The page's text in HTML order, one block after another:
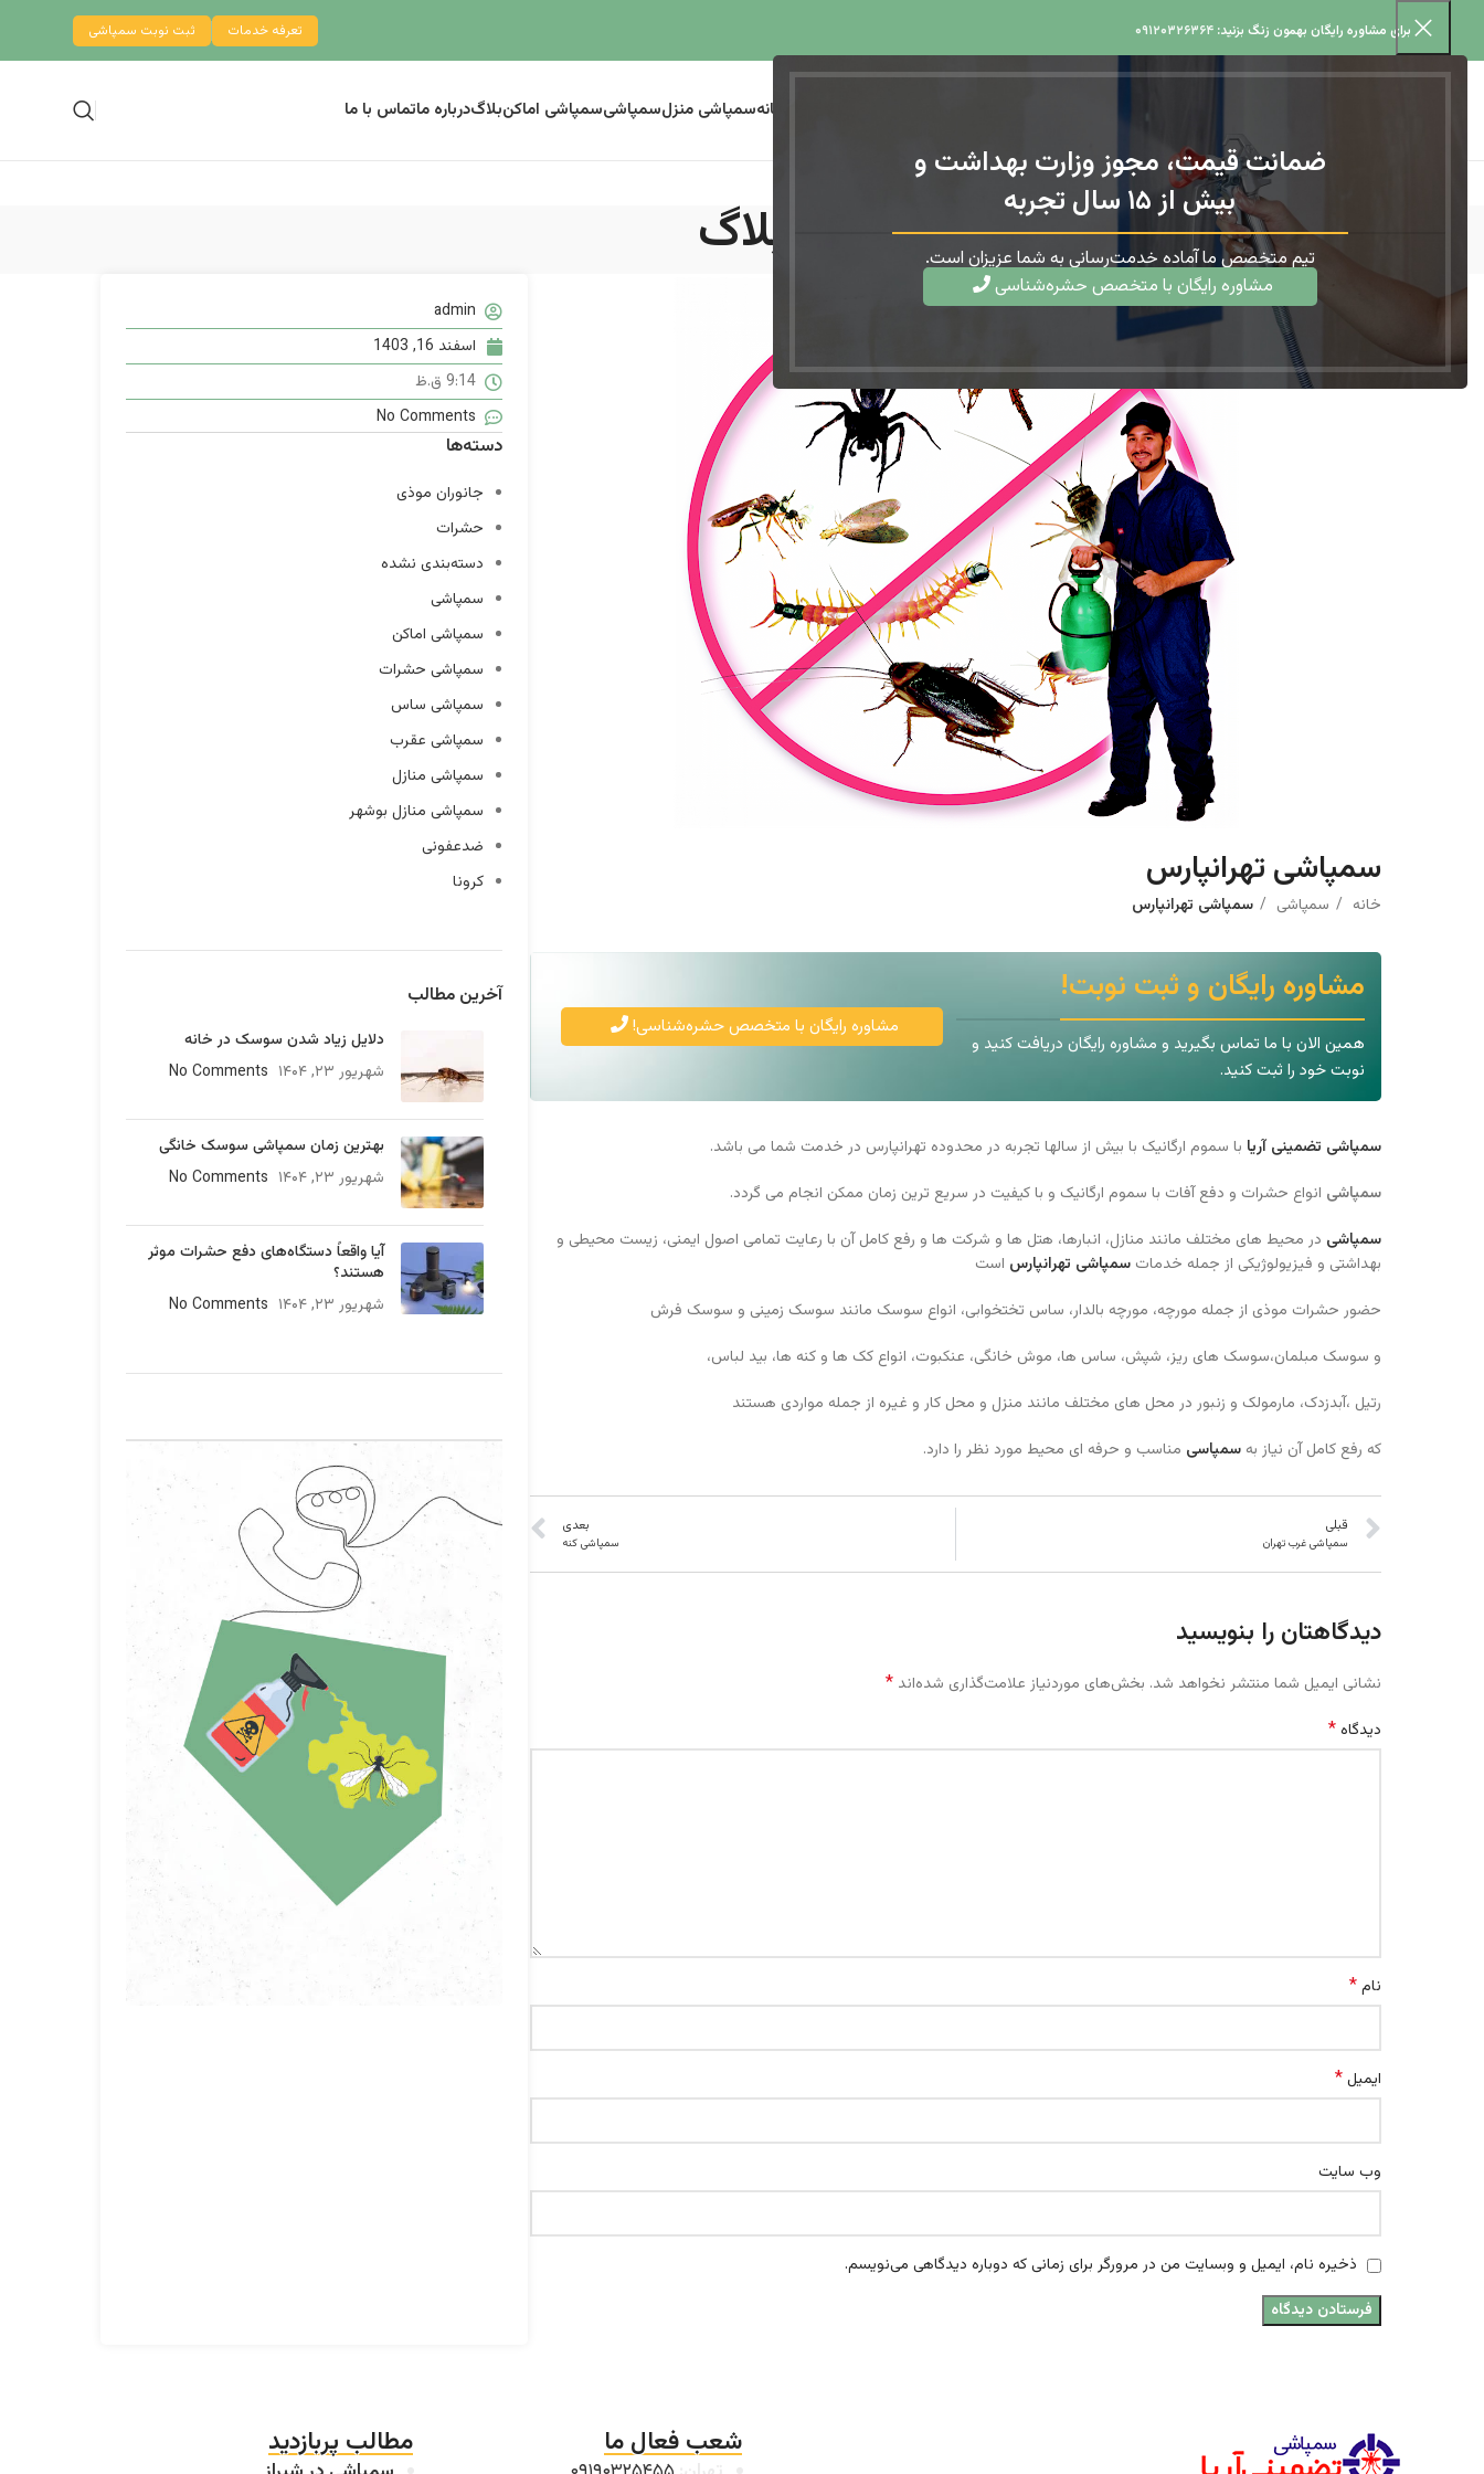
ضمانت قیمت، مجوز وزارت بهداشت و
بیش از ۱۵ سال تجربه
تیم متخصص ما آماده خدمت‌رسانی به شما عزیزان است.
مشاوره رایگان با متخصص حشره‌شناسی
برای مشاوره رایگان بهمون زنگ بزنید: ۰۹۱۲۰۳۲۶۳۶۴ تعرفه خدمات ثبت نوبت سمپاشی
سمپاشی موریانهسمپاشی منزلسمپاشیسمپاشی اماکنبلاگدرباره ماتماس با ما
بلاگ
سمپاشی تهرانپارس
خانه سمپاشی سمپاشی تهرانپارس
مشاوره رایگان و ثبت نوبت!
همین الان با ما تماس بگیرید و مشاوره رایگان دریافت کنید و
نوبت خود را ثبت کنید.
مشاوره رایگان با متخصص حشره‌شناسی!
سمپاشی تضمینی آریا با سموم ارگانیک با بیش از سالها تجربه در محدوده تهرانپارس در خدمت شما می باشد.
سمپاشی انواع حشرات و دفع آفات با سموم ارگانیک و با کیفیت در سریع ترین زمان ممکن انجام می گردد.
سمپاشی در محیط های مختلف مانند منازل، انبارها، هتل ها و شرکت ها و رفع کامل آن با رعایت تمامی اصول ایمنی، زیست محیطی و
بهداشتی و فیزیولوژیکی از جمله خدمات سمپاشی تهرانپارس است
حضور حشرات موذی از جمله مورچه، مورچه بالدار، ساس تختخوابی، انواع سوسک مانند سوسک زمینی و سوسک فرش
و سوسک مبلمان،سوسک های ریز، شپش، ساس ها، موش خانگی، عنکبوت، انواع کک ها و کنه ها، بید لباس،
رتیل ،آبدزدک، مارمولک و زنبور در محل های مختلف مانند منزل و محل کار و غیره از جمله مواردی هستند
که رفع کامل آن نیاز به سمپاسی مناسب و حرفه ای محیط مورد نظر را دارد.
قبلی
سمپاشی غرب تهران
بعدی
سمپاشی کنه
دیدگاهتان را بنویسید
نشانی ایمیل شما منتشر نخواهد شد. بخش‌های موردنیاز علامت‌گذاری شده‌اند *
دیدگاه*
نام*
ایمیل*
وب‌ سایت
ذخیره نام، ایمیل و وبسایت من در مرورگر برای زمانی که دوباره دیدگاهی می‌نویسم.
admin
اسفند 16, 1403
9:14 ق.ظ
No Comments
دسته‌ها
جانوران موذی
حشرات
دسته‌بندی نشده
سمپاشی
سمپاشی اماکن
سمپاشی حشرات
سمپاشی ساس
سمپاشی عقرب
سمپاشی منازل
سمپاشی منازل بوشهر
ضدعفونی
کرونا
آخرین مطالب
دلایل زیاد شدن سوسک در خانه
شهریور ۲۳, ۱۴۰۴
No Comments
بهترین زمان سمپاشی سوسک خانگی
شهریور ۲۳, ۱۴۰۴
No Comments
آیا واقعاً دستگاه‌های دفع حشرات موثر
هستند؟
شهریور ۲۳, ۱۴۰۴
No Comments
شعب فعال ما مطالب پربازدید